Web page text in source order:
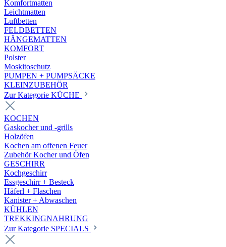
Komfortmatten
Leichtmatten
Luftbetten
FELDBETTEN
HÄNGEMATTEN
KOMFORT
Polster
Moskitoschutz
PUMPEN + PUMPSÄCKE
KLEINZUBEHÖR
Zur Kategorie KÜCHE
KOCHEN
Gaskocher und -grills
Holzöfen
Kochen am offenen Feuer
Zubehör Kocher und Öfen
GESCHIRR
Kochgeschirr
Essgeschirr + Besteck
Häferl + Flaschen
Kanister + Abwaschen
KÜHLEN
TREKKINGNAHRUNG
Zur Kategorie SPECIALS